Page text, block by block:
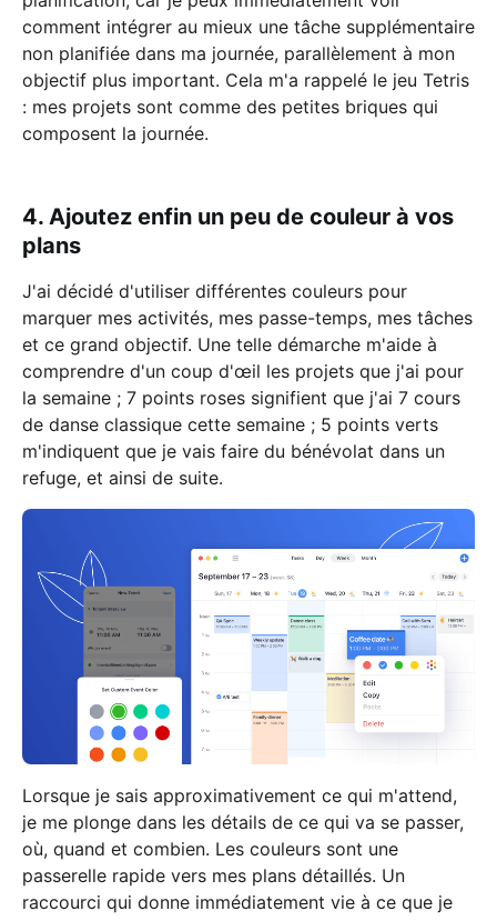
comment intégrer au mieux une tâche supplémentaire
non planifiée dans ma journée, parallèlement à mon
objectif plus important. Cela m'a rappelé le jeu Tetris
: mes projets sont comme des petites briques qui
composent la journée.
4. Ajoutez enfin un peu de couleur à vos
plans
J'ai décidé d'utiliser différentes couleurs pour
marquer mes activités, mes passe-temps, mes tâches
et ce grand objectif. Une telle démarche m'aide à
comprendre d'un coup d'œil les projets que j'ai pour
la semaine ; 7 points roses signifient que j'ai 7 cours
de danse classique cette semaine ; 5 points verts
m'indiquent que je vais faire du bénévolat dans un
refuge, et ainsi de suite.
Lorsque je sais approximativement ce qui m'attend,
je me plonge dans les détails de ce qui va se passer,
où, quand et combien. Les couleurs sont une
passerelle rapide vers mes plans détaillés. Un
raccourci qui donne immédiatement vie à ce que je